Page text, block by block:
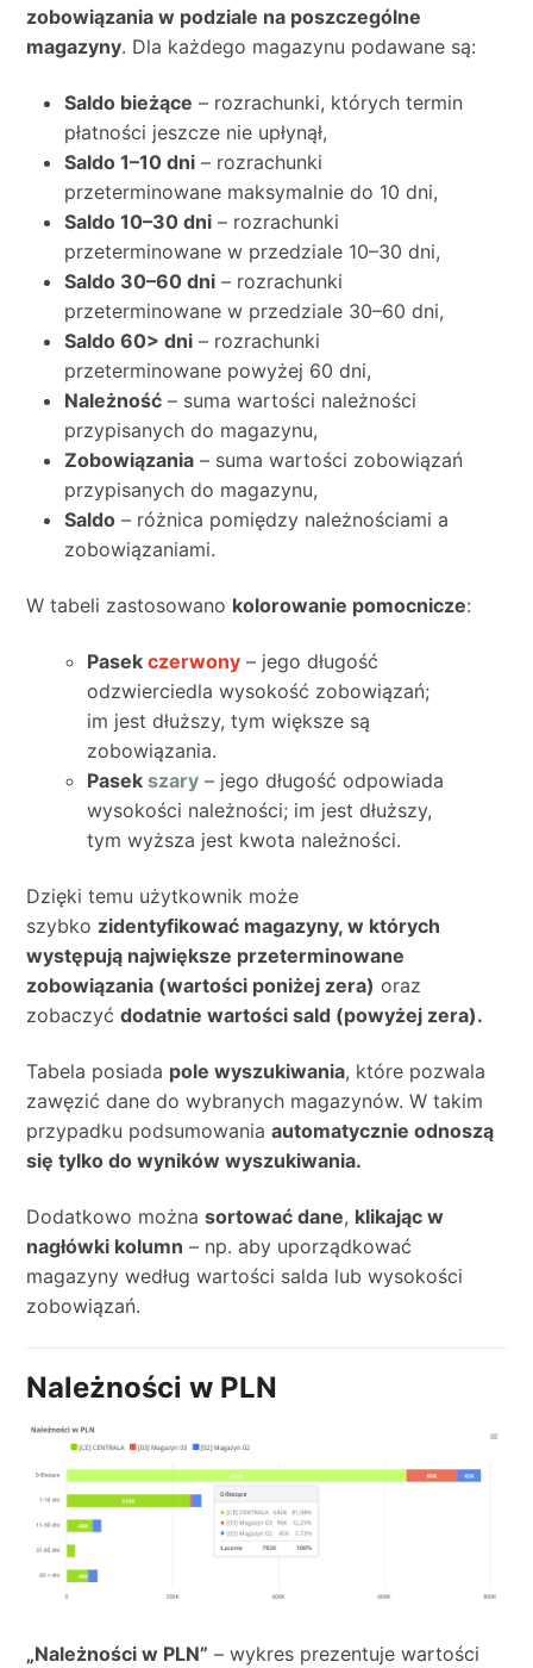
zobowiązania w podziale na poszczególne
magazyny. Dla każdego magazynu podawane są:
Saldo bieżące – rozrachunki, których termin
płatności jeszcze nie upłynął,
Saldo 1–10 dni – rozrachunki
przeterminowane maksymalnie do 10 dni,
Saldo 10–30 dni – rozrachunki
przeterminowane w przedziale 10–30 dni,
Saldo 30–60 dni – rozrachunki
przeterminowane w przedziale 30–60 dni,
Saldo 60> dni – rozrachunki
przeterminowane powyżej 60 dni,
Należność – suma wartości należności
przypisanych do magazynu,
Zobowiązania – suma wartości zobowiązań
przypisanych do magazynu,
Saldo – różnica pomiędzy należnościami a
zobowiązaniami.
W tabeli zastosowano kolorowanie pomocnicze:
Pasekczerwony – jego długość
odzwierciedla wysokość zobowiązań;
im jest dłuższy, tym większe są
zobowiązania.
Pasek szary – jego długość odpowiada
wysokości należności; im jest dłuższy,
tym wyższa jest kwota należności.
Dzięki temu użytkownik może
szybko zidentyfikować magazyny, w których
występują największe przeterminowane
zobowiązania (wartości poniżej zera) oraz
zobaczyć dodatnie wartości sald (powyżej zera).
Tabela posiada pole wyszukiwania, które pozwala
zawęzić dane do wybranych magazynów. W takim
przypadku podsumowania automatycznie odnoszą
się tylko do wyników wyszukiwania.
Dodatkowo można sortować dane, klikając w
nagłówki kolumn – np. aby uporządkować
magazyny według wartości salda lub wysokości
zobowiązań.
Należności w PLN
„Należności w PLN” – wykres prezentuje wartości